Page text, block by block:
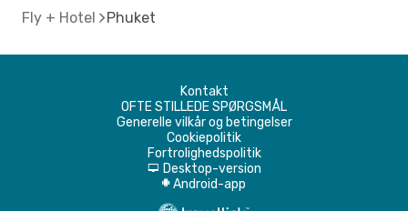
Fly + Hotel Phuket
Kontakt
OFTE STILLEDE SPØRGSMÅL
Generelle vilkår og betingelser
Cookiepolitik
Fortrolighedspolitik
d Desktop-version
A Android-app